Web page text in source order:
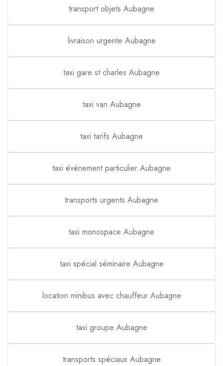
transport objets Aubagne
livraison urgente Aubagne
taxi gare st charles Aubagne
taxi van Aubagne
taxi tarifs Aubagne
taxi évènement particulier Aubagne
transports urgents Aubagne
taxi monospace Aubagne
taxi spécial séminaire Aubagne
location minibus avec chauffeur Aubagne
taxi groupe Aubagne
transports spéciaux Aubagne